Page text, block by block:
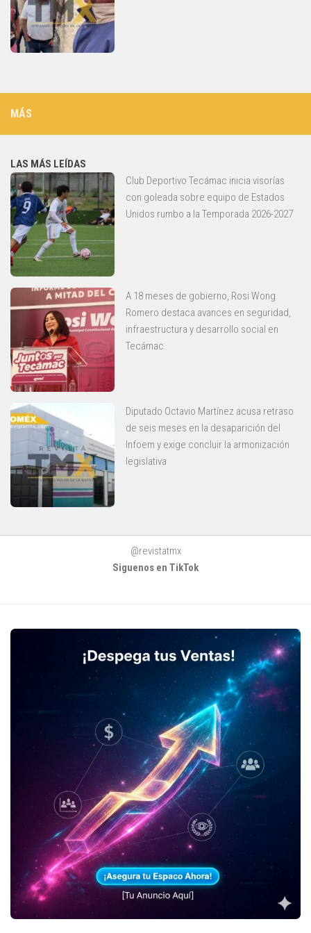
MÁS
LAS MÁS LEÍDAS
Club Deportivo Tecámac inicia visorías
con goleada sobre equipo de Estados
Unidos rumbo a la Temporada 2026-2027
A 18 meses de gobierno, Rosi Wong
Romero destaca avances en seguridad,
infraestructura y desarrollo social en
Tecámac
Diputado Octavio Martínez acusa retraso
de seis meses en la desaparición del
Infoem y exige concluir la armonización
legislativa
@revistatmx
Siguenos en TikTok